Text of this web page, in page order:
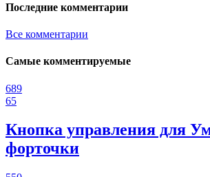
Последние комментарии
Все комментарии
Самые комментируемые
689
65
Кнопка управления для
форточки